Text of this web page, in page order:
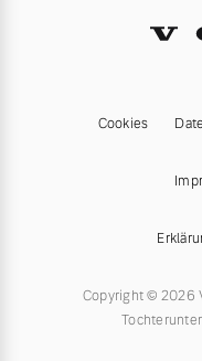
Cookies
Copyright © 2026